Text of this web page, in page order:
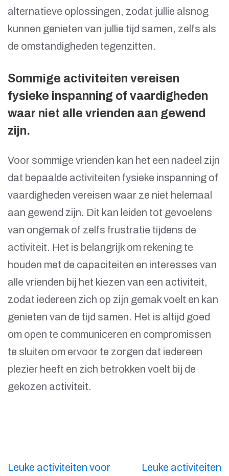
alternatieve oplossingen, zodat jullie alsnog
kunnen genieten van jullie tijd samen, zelfs als
de omstandigheden tegenzitten.
Sommige activiteiten vereisen
fysieke inspanning of vaardigheden
waar niet alle vrienden aan gewend
zijn.
Voor sommige vrienden kan het een nadeel zijn
dat bepaalde activiteiten fysieke inspanning of
vaardigheden vereisen waar ze niet helemaal
aan gewend zijn. Dit kan leiden tot gevoelens
van ongemak of zelfs frustratie tijdens de
activiteit. Het is belangrijk om rekening te
houden met de capaciteiten en interesses van
alle vrienden bij het kiezen van een activiteit,
zodat iedereen zich op zijn gemak voelt en kan
genieten van de tijd samen. Het is altijd goed
om open te communiceren en compromissen
te sluiten om ervoor te zorgen dat iedereen
plezier heeft en zich betrokken voelt bij de
gekozen activiteit.
Berichtnavigatie
Leuke activiteiten voor
Leuke activiteiten